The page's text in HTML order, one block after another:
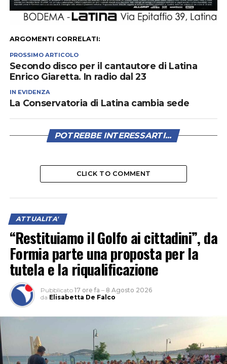
ARGOMENTI CORRELATI:
PROSSIMO ARTICOLO
Secondo disco per il cantautore di Latina
Enrico Giaretta. In radio dal 23
IN EVIDENZA
La Conservatoria di Latina cambia sede
POTREBBE INTERESSARTI...
CLICK TO COMMENT
ATTUALITA'
“Restituiamo il Golfo ai cittadini”, da
Formia parte una proposta per la
tutela e la riqualificazione
Pubblicato 17 ore fa – 8 Agosto 2026
da Elisabetta De Falco